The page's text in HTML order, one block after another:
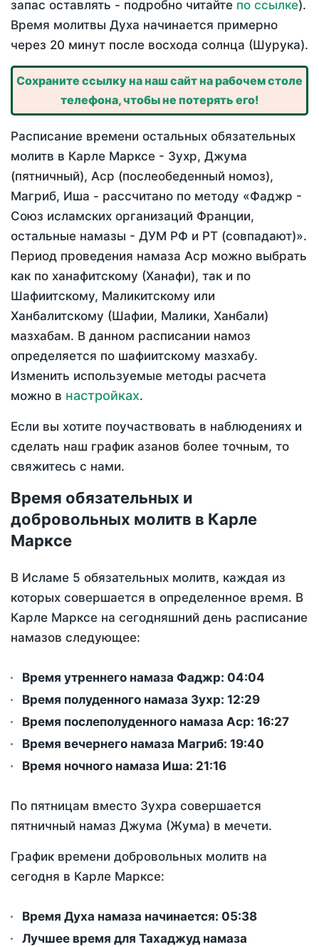
запас оставлять - подробно читайте по ссылке).
Время молитвы Духа начинается примерно
через 20 минут после восхода солнца (Шурука).
Сохраните ссылку на наш сайт на рабочем столе
телефона, чтобы не потерять его!
Расписание времени остальных обязательных
молитв в Карле Марксе - Зухр, Джума
(пятничный), Аср (послеобеденный номоз),
Магриб, Иша - рассчитано по методу «Фаджр -
Союз исламских организаций Франции,
остальные намазы - ДУМ РФ и РТ (совпадают)».
Период проведения намаза Аср можно выбрать
как по ханафитскому (Ханафи), так и по
Шафиитскому, Маликитскому или
Ханбалитскому (Шафии, Малики, Ханбали)
мазхабам. В данном расписании намоз
определяется по шафиитскому мазхабу.
Изменить используемые методы расчета
можно в настройках.
Если вы хотите поучаствовать в наблюдениях и
сделать наш график азанов более точным, то
свяжитесь с нами.
Время обязательных и
добровольных молитв в Карле
Марксе
В Исламе 5 обязательных молитв, каждая из
которых совершается в определенное время. В
Карле Марксе на сегодняшний день расписание
намазов следующее:
Время утреннего намаза Фаджр: 04:04
Время полуденного намаза Зухр: 12:29
Время послеполуденного намаза Аср: 16:27
Время вечернего намаза Магриб: 19:40
Время ночного намаза Иша: 21:16
По пятницам вместо Зухра совершается
пятничный намаз Джума (Жума) в мечети.
График времени добровольных молитв на
сегодня в Карле Марксе:
Время Духа намаза начинается: 05:38
Лучшее время для Тахаджуд намаза